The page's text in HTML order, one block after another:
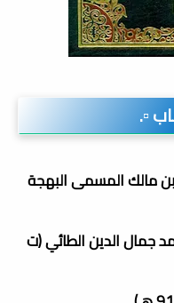
▫️.
مالك المسمى البهجة
جمال الدين الطائي (ت